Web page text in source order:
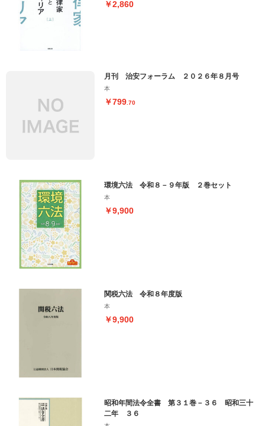
￥2,860
月刊 治安フォーラム ２０２６年８月号
本
￥799 .70
環境六法 令和８－９年版 ２巻セット
本
￥9,900
関税六法 令和８年度版
本
￥9,900
昭和年間法令全書 第３１巻－３６ 昭和三十
二年 ３６